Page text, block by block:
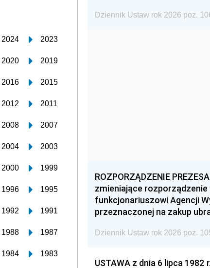
2024 2023
2020 2019
2016 2015
2012 2011
2008 2007
2004 2003
2000 1999
1996 1995
1992 1991
1988 1987
1984 1983
Dziennik Ustaw rok 2026 poz.
ROZPORZĄDZENIE
zmieniające
funkcjonariuszowi Agencji
przeznaczonej na zakup
Dziennik Ustaw rok 2026 poz.
USTAWA z dnia 6 lipca